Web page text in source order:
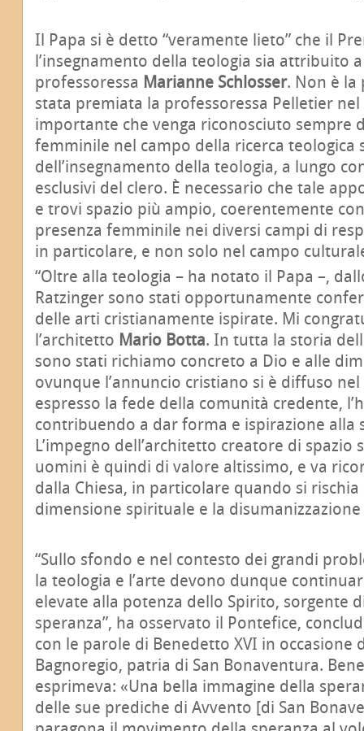
Il Papa si è detto “veramente lieto” che il
l’insegnamento della teologia sia attribuito
professoressa Marianne Schlosser. Non è la
stata premiata la professoressa Pelletier nel
importante che venga riconosciuto sempre
femminile nel campo della ricerca teologica
dell’insegnamento della teologia, a lungo
esclusivi del clero. È necessario che tale
e trovi spazio più ampio, coerentemente
presenza femminile nei diversi campi di
in particolare, e non solo nel campo
“Oltre alla teologia – ha notato il Papa –,
Ratzinger sono stati opportunamente
delle arti cristianamente ispirate. Mi
l’architetto Mario Botta. In tutta la storia
sono stati richiamo concreto a Dio e alle
ovunque l’annuncio cristiano si è diffuso
espresso la fede della comunità credente,
contribuendo a dar forma e ispirazione alla
L’impegno dell’architetto creatore di spazio
uomini è quindi di valore altissimo, e va
dalla Chiesa, in particolare quando si rischia
dimensione spirituale e la disumanizzazione
“Sullo sfondo e nel contesto dei grandi
la teologia e l’arte devono dunque
elevate alla potenza dello Spirito, sorgente
speranza”, ha osservato il Pontefice,
con le parole di Benedetto XVI in occasione
Bagnoregio, patria di San Bonaventura.
esprimeva: «Una bella immagine della
delle sue prediche di Avvento [di San